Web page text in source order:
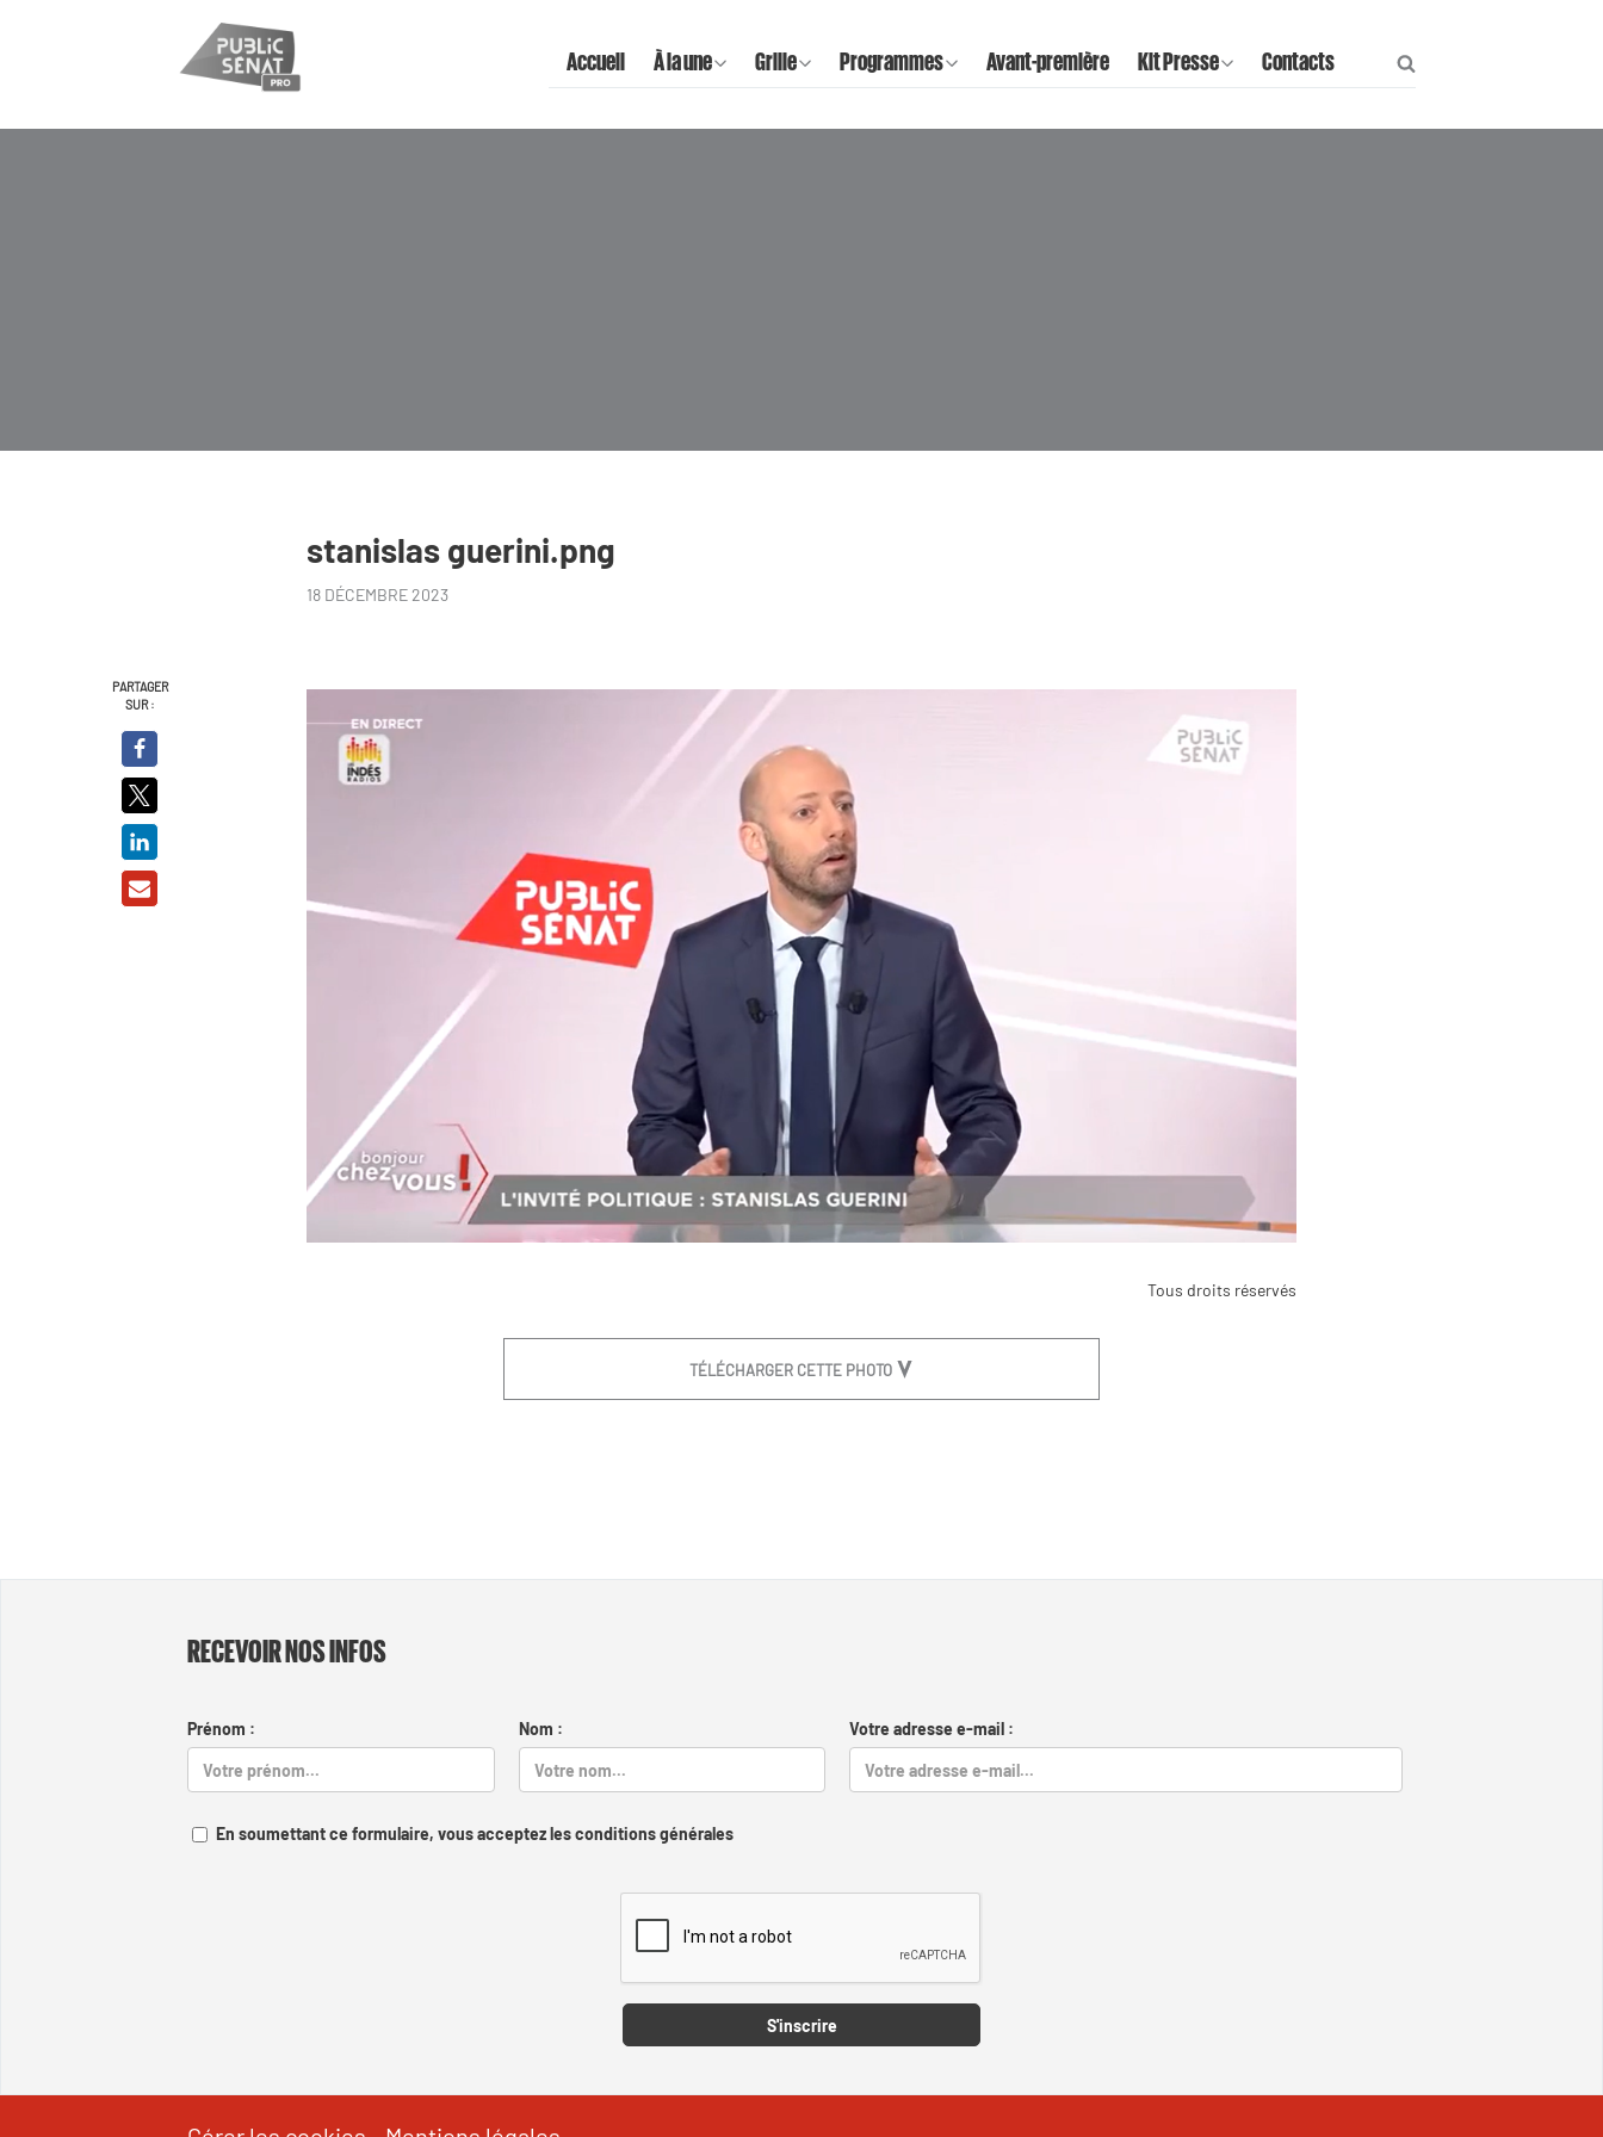
Accueil À la une Grille Programmes Avant-première Kit Presse Contacts
stanislas guerini.png
18 DÉCEMBRE 2023
PARTAGER
SUR :
Tous droits réservés
TÉLÉCHARGER CETTE PHOTO
RECEVOIR NOS INFOS
Prénom : Nom : Votre adresse e-mail :
En soumettant ce formulaire, vous acceptez les conditions générales
S'inscrire